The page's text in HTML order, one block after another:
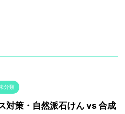
分類
対策・自然派石けん vs 合成